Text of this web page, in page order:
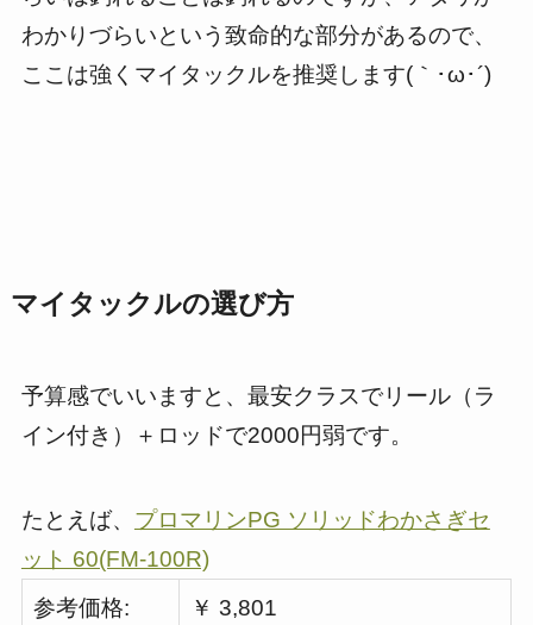
わかりづらいという致命的な部分があるので、
ここは強くマイタックルを推奨します(｀･ω･´)
マイタックルの選び方
予算感でいいますと、最安クラスでリール（ラ
イン付き）＋ロッドで2000円弱です。
たとえば、 プロマリンPG ソリッドわかさぎセ
ット 60(FM-100R)
参考価格:
￥ 3,801